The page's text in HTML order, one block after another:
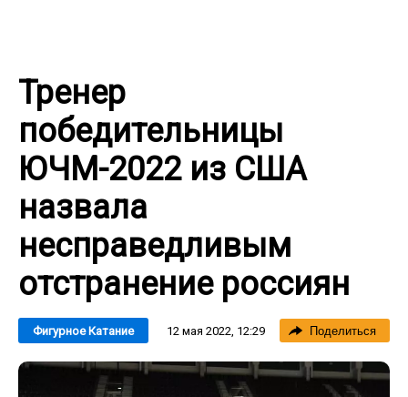
Тренер
победительницы
ЮЧМ-2022 из США
назвала
несправедливым
отстранение россиян
Фигурное Катание 12 мая 2022, 12:29 Поделиться